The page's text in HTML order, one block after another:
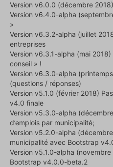
Version v6.0.0 (décembre
Version v6.4.0-alpha
»
Version v6.3.2-alpha (juillet
entreprises
Version v6.3.1-alpha (mai
conseil » !
Version v6.3.0-alpha
(questions / réponses)
Version v5.1.0 (février 2018)
v4.0 finale
Version v5.3.0-alpha
d’emplois par municipalité;
Version v5.2.0-alpha
municipalité avec Bootstrap
Version v5.1.0-alpha
Bootstrap v4.0.0-beta.2